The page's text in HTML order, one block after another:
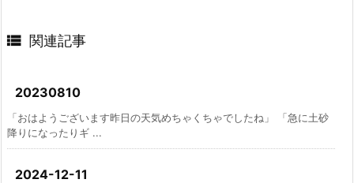
 関連記事
20230810
「おはようございます昨日の天気めちゃくちゃでしたね」 「急に土砂
降りになったりギ ...
2024-12-11